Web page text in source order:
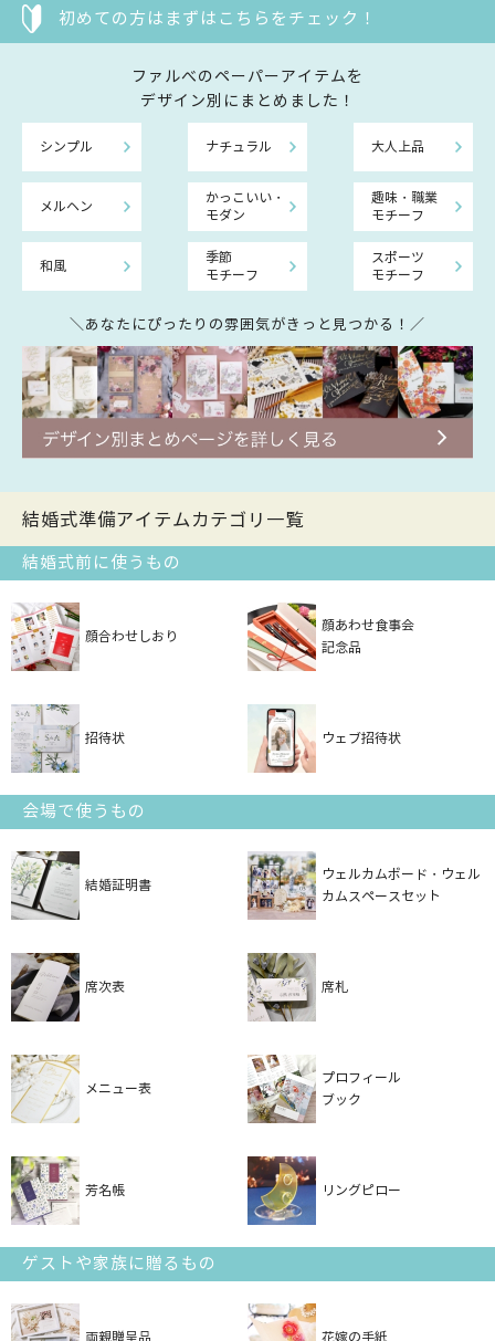
初めての方はまずはこちらをチェック！
ファルべのペーパーアイテムを
デザイン別にまとめました！
シンプル ナチュラル 大人上品
メルヘン
かっこいい・
モダン
趣味・職業
モチーフ
和風
季節
モチーフ
スポーツ
モチーフ
＼あなたにぴったりの雰囲気がきっと見つかる！／
結婚式準備アイテムカテゴリ一覧
結婚式前に使うもの
顔合わせしおり
顔あわせ食事会
記念品
招待状 ウェブ招待状
会場で使うもの
結婚証明書
ウェルカムボード・ウェル
カムスペースセット
席次表 席札
メニュー表
プロフィール
ブック
芳名帳 リングピロー
ゲストや家族に贈るもの
両親贈呈品 花嫁の手紙